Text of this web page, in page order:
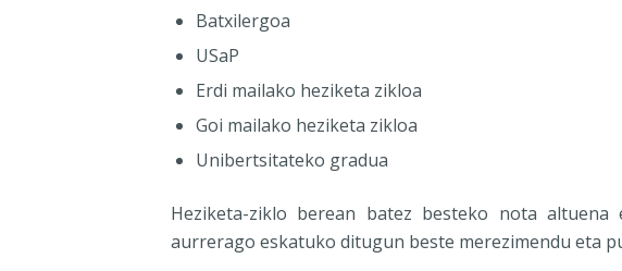
Batxilergoa
USaP
Erdi mailako heziketa zikloa
Goi mailako heziketa zikloa
Unibertsitateko gradua
Heziketa-ziklo berean batez besteko nota
aurrerago eskatuko ditugun beste merezimendu eta